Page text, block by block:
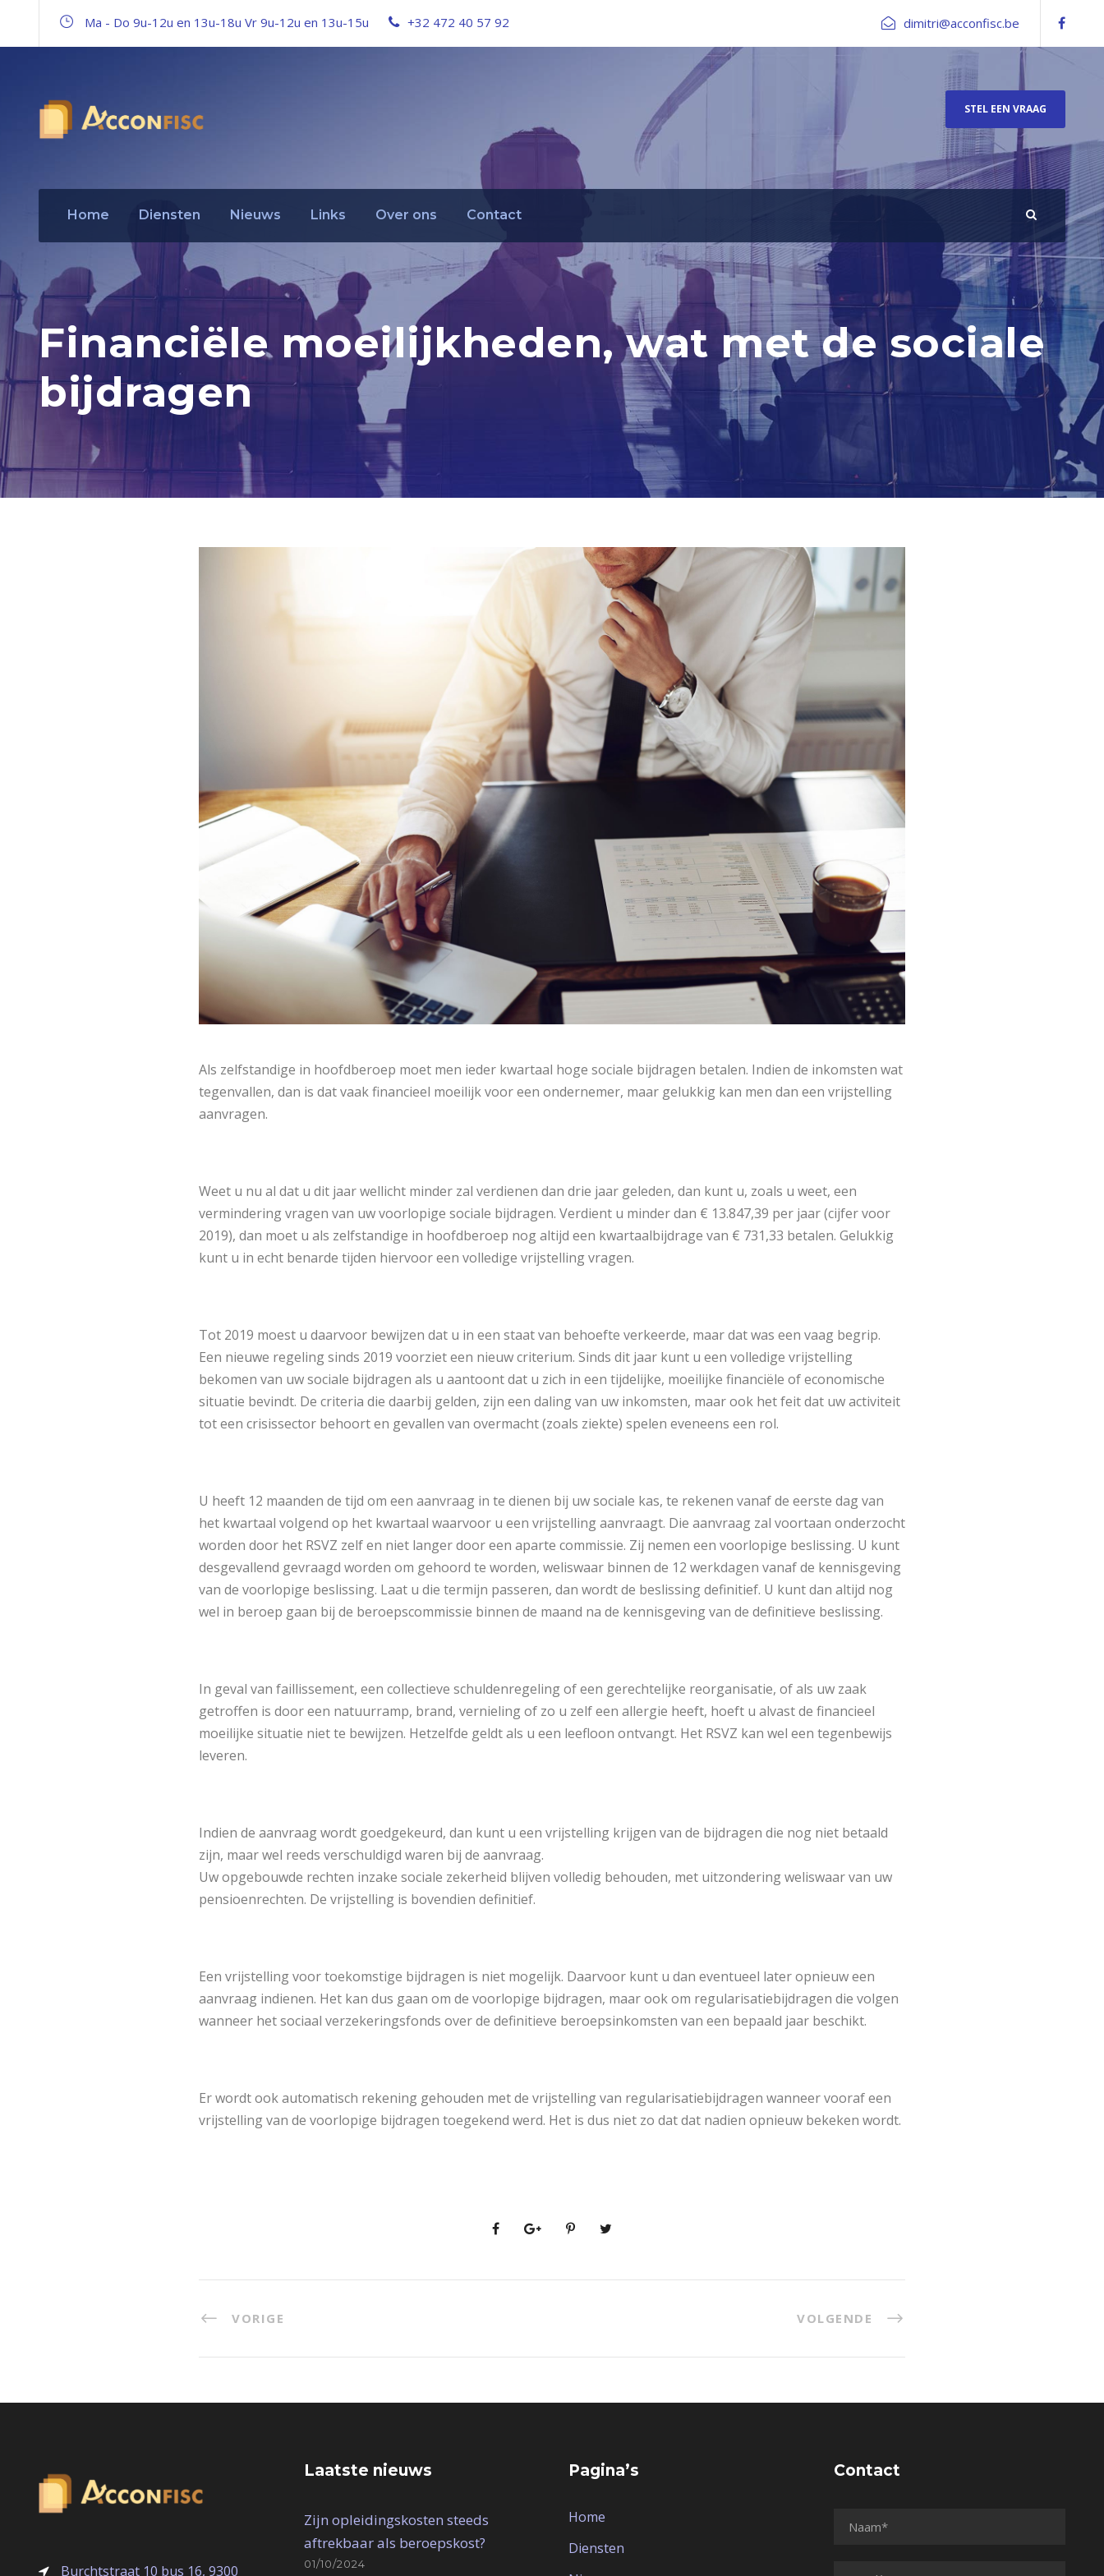
Ma - Do 9u-12u en 13u-18u Vr 9u-12u en 13u-15u +32 472 40 57 92 dimitri@acconfisc.be
STEL EEN VRAAG
Home Diensten Nieuws Links Over ons Contact
Financiële moeilijkheden, wat met de sociale
bijdragen
Als zelfstandige in hoofdberoep moet men ieder kwartaal hoge sociale bijdragen betalen. Indien de inkomsten wat
tegenvallen, dan is dat vaak financieel moeilijk voor een ondernemer, maar gelukkig kan men dan een vrijstelling
aanvragen.
Weet u nu al dat u dit jaar wellicht minder zal verdienen dan drie jaar geleden, dan kunt u, zoals u weet, een
vermindering vragen van uw voorlopige sociale bijdragen. Verdient u minder dan € 13.847,39 per jaar (cijfer voor
2019), dan moet u als zelfstandige in hoofdberoep nog altijd een kwartaalbijdrage van € 731,33 betalen. Gelukkig
kunt u in echt benarde tijden hiervoor een volledige vrijstelling vragen.
Tot 2019 moest u daarvoor bewijzen dat u in een staat van behoefte verkeerde, maar dat was een vaag begrip.
Een nieuwe regeling sinds 2019 voorziet een nieuw criterium. Sinds dit jaar kunt u een volledige vrijstelling
bekomen van uw sociale bijdragen als u aantoont dat u zich in een tijdelijke, moeilijke financiële of economische
situatie bevindt. De criteria die daarbij gelden, zijn een daling van uw inkomsten, maar ook het feit dat uw activiteit
tot een crisissector behoort en gevallen van overmacht (zoals ziekte) spelen eveneens een rol.
U heeft 12 maanden de tijd om een aanvraag in te dienen bij uw sociale kas, te rekenen vanaf de eerste dag van
het kwartaal volgend op het kwartaal waarvoor u een vrijstelling aanvraagt. Die aanvraag zal voortaan onderzocht
worden door het RSVZ zelf en niet langer door een aparte commissie. Zij nemen een voorlopige beslissing. U kunt
desgevallend gevraagd worden om gehoord te worden, weliswaar binnen de 12 werkdagen vanaf de kennisgeving
van de voorlopige beslissing. Laat u die termijn passeren, dan wordt de beslissing definitief. U kunt dan altijd nog
wel in beroep gaan bij de beroepscommissie binnen de maand na de kennisgeving van de definitieve beslissing.
In geval van faillissement, een collectieve schuldenregeling of een gerechtelijke reorganisatie, of als uw zaak
getroffen is door een natuurramp, brand, vernieling of zo u zelf een allergie heeft, hoeft u alvast de financieel
moeilijke situatie niet te bewijzen. Hetzelfde geldt als u een leefloon ontvangt. Het RSVZ kan wel een tegenbewijs
leveren.
Indien de aanvraag wordt goedgekeurd, dan kunt u een vrijstelling krijgen van de bijdragen die nog niet betaald
zijn, maar wel reeds verschuldigd waren bij de aanvraag.
Uw opgebouwde rechten inzake sociale zekerheid blijven volledig behouden, met uitzondering weliswaar van uw
pensioenrechten. De vrijstelling is bovendien definitief.
Een vrijstelling voor toekomstige bijdragen is niet mogelijk. Daarvoor kunt u dan eventueel later opnieuw een
aanvraag indienen. Het kan dus gaan om de voorlopige bijdragen, maar ook om regularisatiebijdragen die volgen
wanneer het sociaal verzekeringsfonds over de definitieve beroepsinkomsten van een bepaald jaar beschikt.
Er wordt ook automatisch rekening gehouden met de vrijstelling van regularisatiebijdragen wanneer vooraf een
vrijstelling van de voorlopige bijdragen toegekend werd. Het is dus niet zo dat dat nadien opnieuw bekeken wordt.
VORIGE VOLGENDE
Burchtstraat 10 bus 16, 9300
Laatste nieuws
Zijn opleidingskosten steeds
aftrekbaar als beroepskost?
01/10/2024
Pagina’s
Home
Diensten
Contact